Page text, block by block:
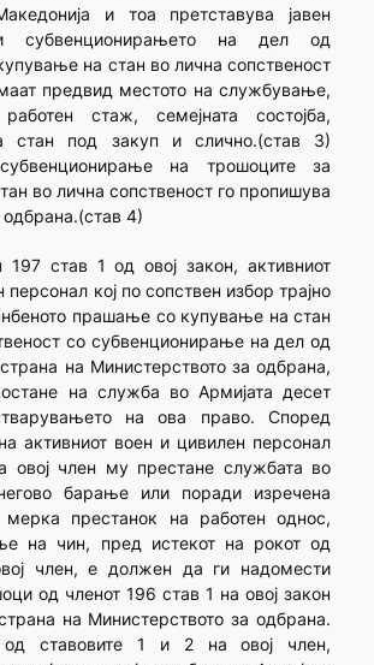
и тоа претставува јавен
субвенционирањето на дел од
на стан во лична сопственост
предвид местото на службување,
стаж, семејната состојба,
стан под закуп и слично.(став 3)
на трошоците за
во лична сопственост го пропишува
4)
197 став 1 од овој закон, активниот
персонал кој по сопствен избор трајно
прашање со купување на стан
со субвенционирање на дел од
на Министерството за одбрана,
на служба во Армијата десет
на ова право. Според
активниот воен и цивилен персонал
овој член му престане службата во
барање или поради изречена
мерка престанок на работен однос,
на чин, пред истекот на рокот од
член, е должен да ги надомести
од членот 196 став 1 на овој закон
на Министерството за одбрана.
од ставовите 1 и 2 на овој член,